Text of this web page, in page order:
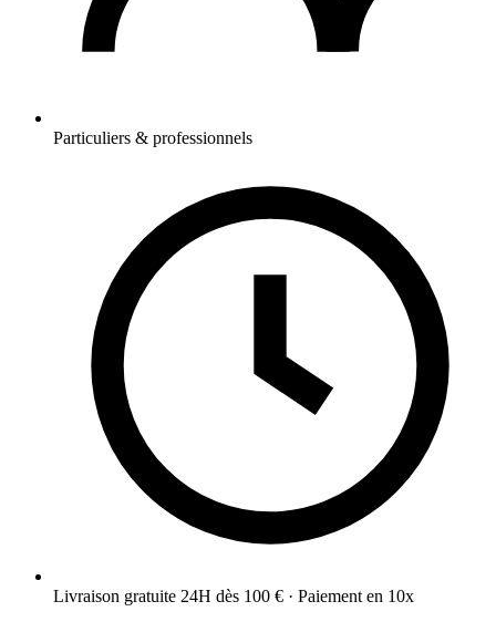
Particuliers & professionnels
Livraison gratuite 24H dès 100 € · Paiement en 10x